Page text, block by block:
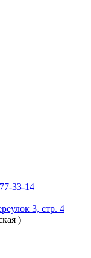
33-14
3, стр. 4
)